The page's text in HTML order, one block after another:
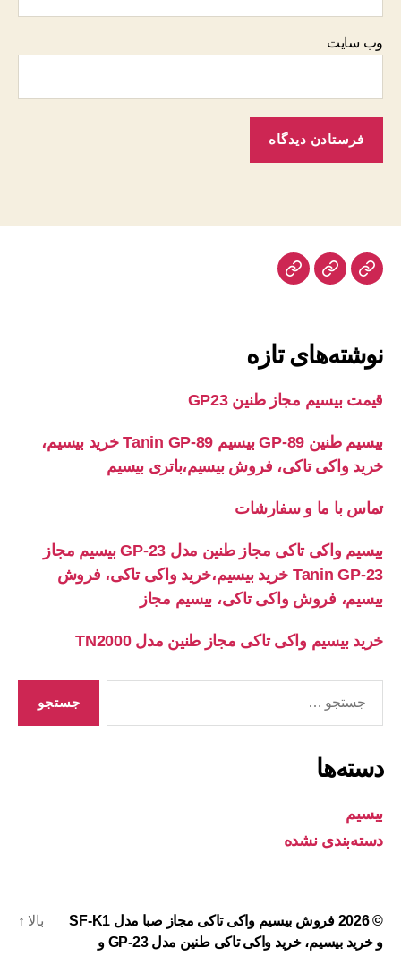
وب‌ سایت
خانه بیسیمتماس
نوشته‌های تازه
قیمت بیسیم مجاز طنین GP23
بیسیم طنین GP-89 بیسیم Tanin GP-89 خرید بیسیم،
خرید واکی تاکی، فروش بیسیم،باتری بیسیم
تماس با ما و سفارشات
بیسیم واکی تاکی مجاز طنین مدل GP-23 بیسیم مجاز
Tanin GP-23 خرید بیسیم،خرید واکی تاکی، فروش
بیسیم، فروش واکی تاکی، بیسیم مجاز
خرید بیسیم واکی تاکی مجاز طنین مدل TN2000
دسته‌ها
بیسیم
دسته‌بندی نشده
© 2026
فروش بیسیم واکی تاکی مجاز صبا مدل SF-K1
و خرید بیسیم، خرید واکی تاکی طنین مدل GP-23 و
بالا ↑